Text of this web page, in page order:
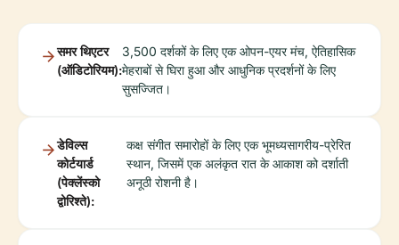
समर थिएटर
(ऑडिटोरियम):
3,500 दर्शकों के लिए एक ओपन-एयर मंच, ऐतिहासिक
मेहराबों से घिरा हुआ और आधुनिक प्रदर्शनों के लिए
सुसज्जित।
डेविल्स
कोर्टयार्ड
(पेक्लेंस्को
द्वोरिश्ते):
कक्ष संगीत समारोहों के लिए एक भूमध्यसागरीय-प्रेरित
स्थान, जिसमें एक अलंकृत रात के आकाश को दर्शाती
अनूठी रोशनी है।